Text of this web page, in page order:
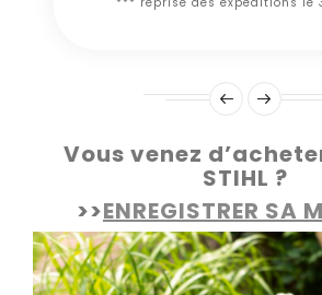
Vous venez
STIHL ?
>>ENREGISTRER SA